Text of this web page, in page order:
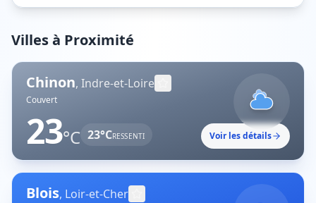
Villes à Proximité
Chinon, Indre-et-Loire
Couvert
23°C 23°CRESSENTI Voir les détails
Blois, Loir-et-Cher